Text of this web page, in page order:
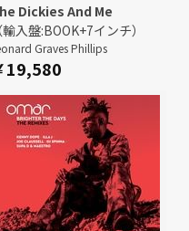
Dickies And Me
（輸入盤:BOOK+7インチ）
Graves Phillips
19,580